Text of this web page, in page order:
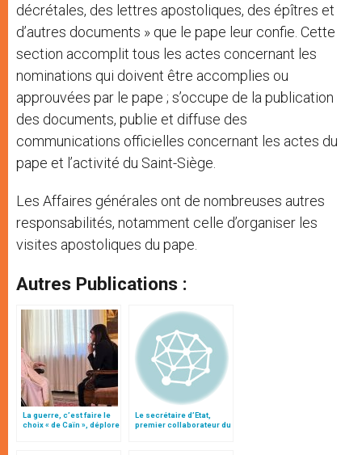
décrétales, des lettres apostoliques, des épîtres et
d’autres documents » que le pape leur confie. Cette
section accomplit tous les actes concernant les
nominations qui doivent être accomplies ou
approuvées par le pape ; s’occupe de la publication
des documents, publie et diffuse des
communications officielles concernant les actes du
pape et l’activité du Saint-Siège.
Les Affaires générales ont de nombreuses autres
responsabilités, notamment celle d’organiser les
visites apostoliques du pape.
Autres Publications :
La guerre, c’est faire le
choix « de Caïn », déplore
Le secrétaire d’Etat,
premier collaborateur du